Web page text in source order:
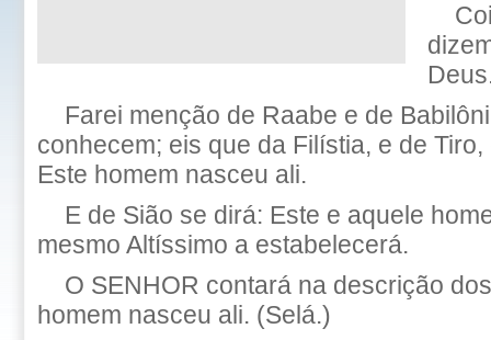
Farei menção de Raabe e de
conhecem; eis que da Filístia, e de
Este homem nasceu ali.
E de Sião se dirá: Este e aquele
mesmo Altíssimo a estabelecerá.
O SENHOR contará na descrição
homem nasceu ali. (Selá.)